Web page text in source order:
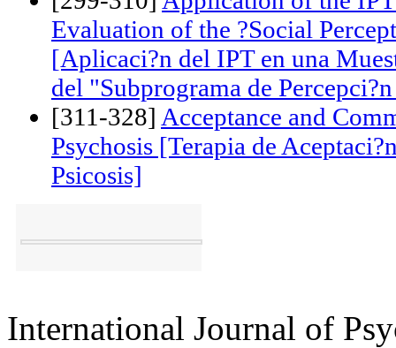
[Rehabilitaci?n Psiqui?trica de
[299-310]Application of the
Evaluation of the ?Social
[Aplicaci?n del IPT en una
del "Subprograma de
[311-328]Acceptance and
Psychosis [Terapia de